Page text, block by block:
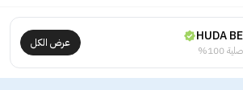
HUDA
100%
عرض الكل